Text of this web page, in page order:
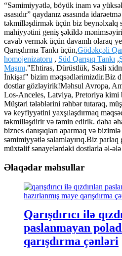
“Səmimiyyətlə, böyük inam və
əsasıdır” qaydanız əsasında
təkmilləşdirmək üçün biz beynəlxalq
mahiyyətini geniş şəkildə
cavab vermək üçün davamlı olaraq
Qarışdırma Tankı üçün,Gödəkçəli
homojenizatoru , Süd Qarışıq Tankı ,
Maşını."Ehtiras, Dürüstlük, Səsli
İnkişaf" bizim məqsədlərimizdir.Biz
dostlar gözləyirik!Məhsul Avropa,
Los-Anceles, Latviya, Pretoriya kimi
Müştəri tələblərini rəhbər tutaraq,
və keyfiyyətini yaxşılaşdırmaq
təkmilləşdirir və təmin edirik. daha
biznes danışıqları aparmaq və
səmimiyyətlə salamlayırıq.Biz parlaq
müxtəlif sənayelərdəki dostlarla əl-
Əlaqədar məhsullar
Qarışdırıcı ilə
paslanmayan
qarışdırma çənləri